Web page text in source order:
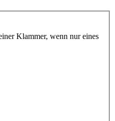
Klammer, wenn nur eines